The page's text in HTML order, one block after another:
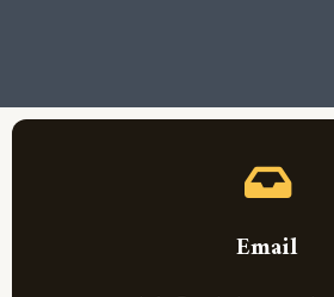
Email